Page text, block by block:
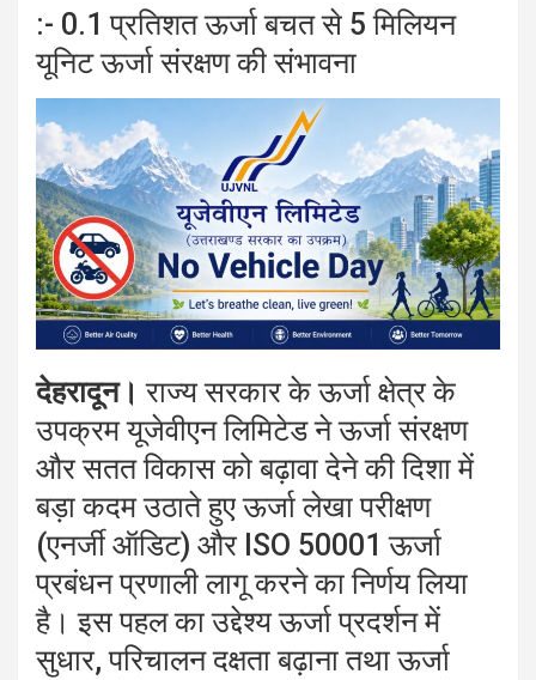
:- 0.1 प्रतिशत ऊर्जा बचत से 5 मिलियन
यूनिट ऊर्जा संरक्षण की संभावना
देहरादून। राज्य सरकार के ऊर्जा क्षेत्र के
उपक्रमयूजेवीएन लिमिटेडने ऊर्जा संरक्षण
और सतत विकास को बढ़ावा देने की दिशा में
बड़ा कदम उठाते हुए ऊर्जा लेखा परीक्षण
(एनर्जी ऑडिट) और ISO 50001 ऊर्जा
प्रबंधन प्रणाली लागू करने का निर्णय लिया
है। इस पहल का उद्देश्य ऊर्जा प्रदर्शन में
सुधार, परिचालन दक्षता बढ़ाना तथा ऊर्जा